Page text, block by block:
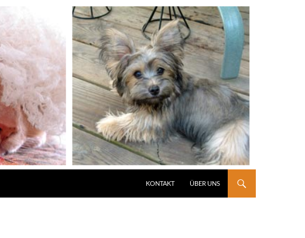
KONTAKT ÜBER UNS